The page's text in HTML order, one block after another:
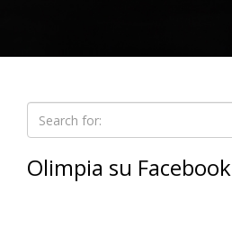
Olimpia su Facebook